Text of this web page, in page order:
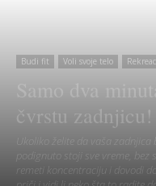
Budi fit Voli svoje telo
Samo dva
čvrstu zadnjicu!
Ukoliko želite da vaša
podignuto stoji sve vreme,
remeti koncentraciju i dovodi